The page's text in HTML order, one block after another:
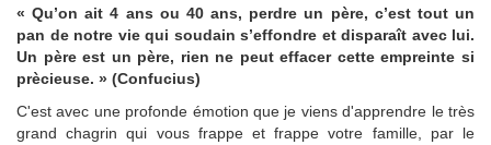
« Qu’on ait 4 ans ou 40 ans, perdre un père, c’est tout un
pan de notre vie qui soudain s’effondre et disparaît avec lui.
Un père est un père, rien ne peut effacer cette empreinte si
prècieuse. » (Confucius)
C'est avec une profonde émotion que je viens d'apprendre le très
grand chagrin qui vous frappe et frappe votre famille, par le